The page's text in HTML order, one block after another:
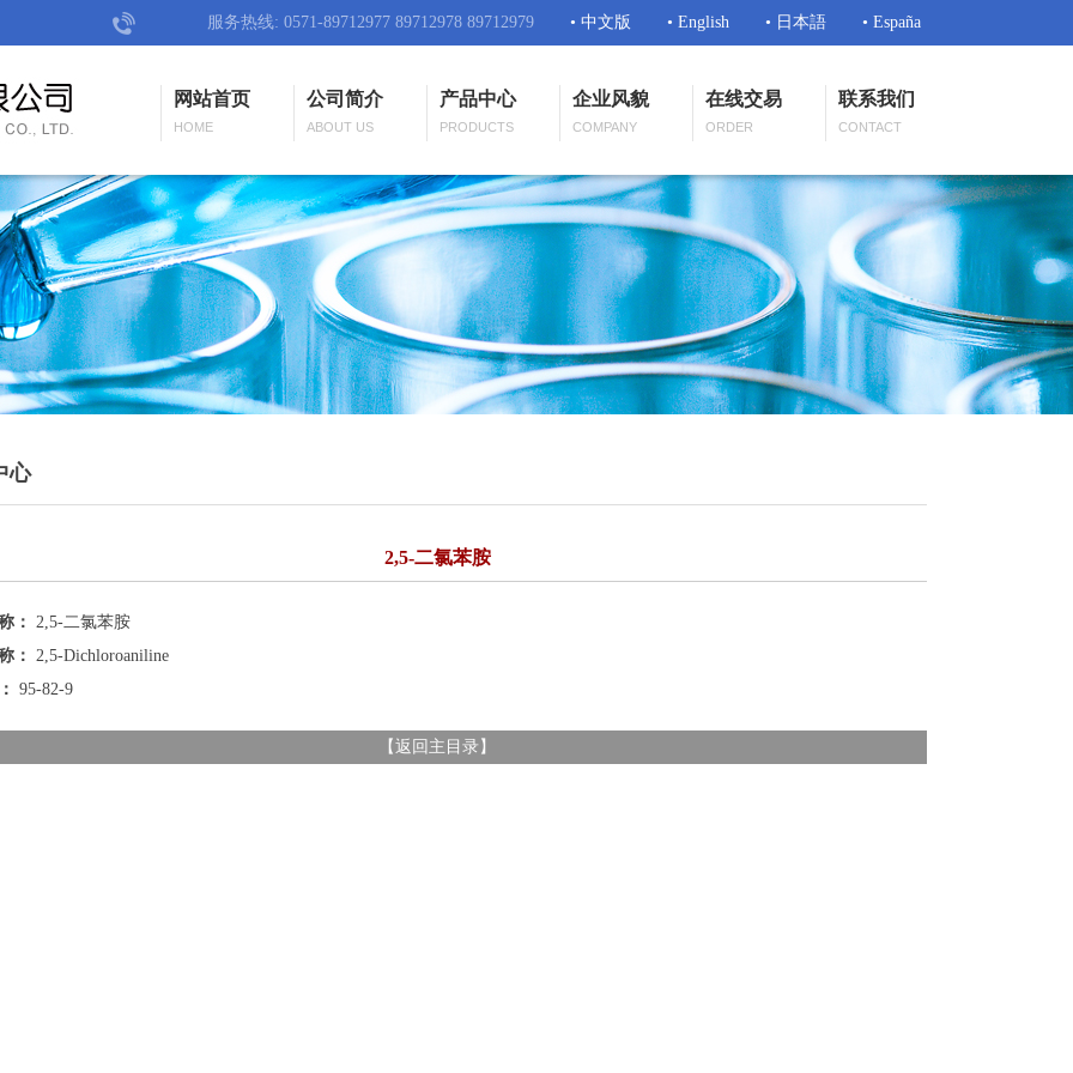
服务热线: 0571-89712977 89712978 89712979 • 中文版 • English • 日本語 • España
网站首页
HOME
公司简介
ABOUT US
产品中心
PRODUCTS
企业风貌
COMPANY
在线交易
ORDER
联系我们
CONTACT
心
2,5-二氯苯胺
： 2,5-二氯苯胺
： 2,5-Dichloroaniline
95-82-9
【 返回主目录 】